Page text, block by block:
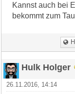
Kannst auch bei
bekommt zum
Hulk Holger
26.11.2016, 14:14